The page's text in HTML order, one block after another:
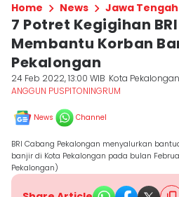
Home News Jawa Tengah
7 Potret Kegigihan
Membantu Korban
Pekalongan
24 Feb 2022, 13:00 WIB Kota Pekalongan
ANGGUN PUSPITONINGRUM
News Channel
BRI Cabang Pekalongan menyalurkan
banjir di Kota Pekalongan pada bulan
Pekalongan)